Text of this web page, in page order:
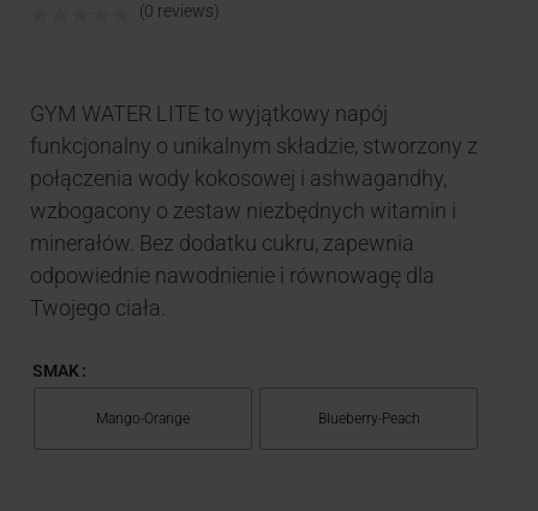
(0 reviews)
GYM WATER LITE to wyjątkowy napój
funkcjonalny o unikalnym składzie, stworzony z
połączenia wody kokosowej i ashwagandhy,
wzbogacony o zestaw niezbędnych witamin i
minerałów. Bez dodatku cukru, zapewnia
odpowiednie nawodnienie i równowagę dla
Twojego ciała.
SMAK
Mango-Orange Blueberry-Peach